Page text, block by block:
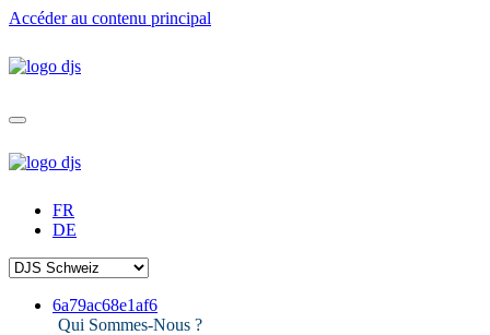
Accéder au contenu principal
FR
DE
6a79ac68e1af6
Qui Sommes-Nous ?